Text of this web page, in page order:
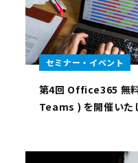
セミナー・イベント
第4回 Office365 無
Teams ) を開催いた